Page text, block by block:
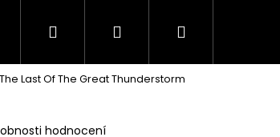
HODNOCENÍ STAVU O NÁS
Hledat PřihlášeníNákupní
Last Of The Great Thunderstorm
hodnocení